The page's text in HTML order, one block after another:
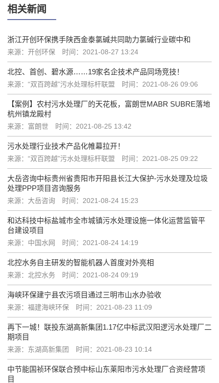
相关新闻
浙江开创环保携手陕西金泰氯碱共同助力氯碱行业碳中和
来源：开创环保 时间：2021-08-27 13:24
北控、首创、碧水源……19家名企技术产品同场竞技！
来源：“双百跨越”污水处理标杆联盟 时间：2021-08-26 09:06
【案例】农村污水处理厂的天花板，富朗世MABR SUBRE落地
杭州镇龙殿村
来源：富朗世 时间：2021-08-25 13:42
污水处理行业技术产品化帷幕拉开！
来源：“双百跨越”污水处理标杆联盟 时间：2021-08-25 09:22
大岳咨询中标贵州省贵阳市开阳县长江大保护-污水处理及垃圾
处理PPP项目咨询服务
来源：大岳咨询 时间：2021-08-24 15:23
和达科技中标盐城市全市城镇污水处理设施一体化运营监管平
台建设项目
来源：中国水网 时间：2021-08-24 14:19
北控水务自主研发的智能机器人首度对外亮相
来源：北控水务 时间：2021-08-24 09:19
海峡环保建宁县农污项目通过三明市山水办验收
来源：福建海峡环保 时间：2021-08-23 11:09
再下一城！联投东湖高新集团1.17亿中标武汉阳逻污水处理厂二
期项目
来源：东湖高新集团 时间：2021-08-23 10:14
中节能国祯环保联合预中标山东莱阳市污水处理厂合资经营项
目